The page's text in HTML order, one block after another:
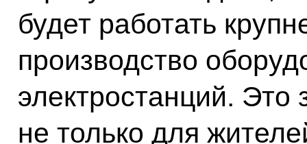
будет работать
производство
электростанций. Это
не только для